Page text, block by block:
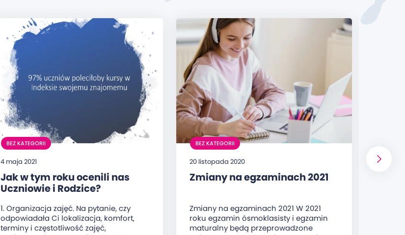
BEZ KATEGORII
4 maja 2021
Jak w tym roku ocenili nas
Uczniowie i Rodzice?
1. Organizacja zajęć. Na pytanie, czy
odpowiadała Ci lokalizacja, komfort,
terminy i częstotliwość zajęć,
BEZ KATEGORII
20 listopada 2020
Zmiany na egzaminach 2021
Zmiany na egzaminach 2021 W 2021
roku egzamin ósmoklasisty i egzamin
maturalny będą przeprowadzone
8 maja